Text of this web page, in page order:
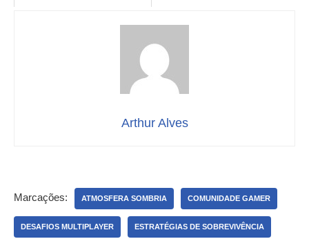
Arthur Alves
Marcações: ATMOSFERA SOMBRIA COMUNIDADE GAMER
DESAFIOS MULTIPLAYER ESTRATÉGIAS DE SOBREVIVÊNCIA